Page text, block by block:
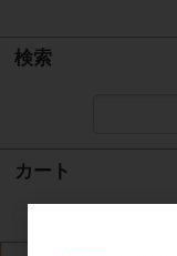
検索
カート